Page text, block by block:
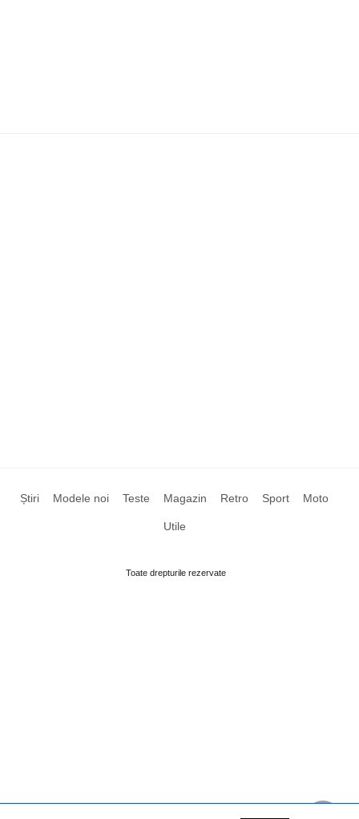
Știri Modele noi Teste Magazin Retro Sport Moto
Utile
Toate drepturile rezervate